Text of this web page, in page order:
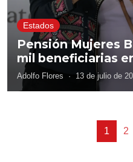
Estados
Pensión Mujeres
mil beneficiarias
Adolfo Flores · 13 de julio de
1 2